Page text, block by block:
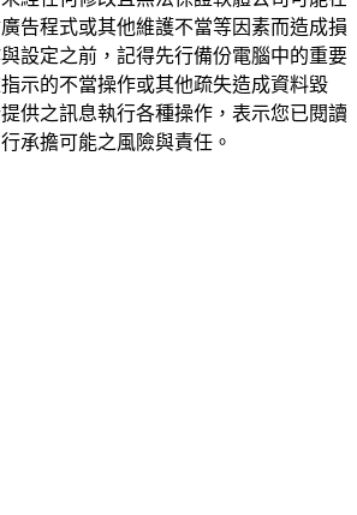
告程式或其他維護不當等因素而造成損
設定之前，記得先行備份電腦中的重要
示的不當操作或其他疏失造成資料毀
供之訊息執行各種操作，表示您已閱讀
承擔可能之風險與責任。